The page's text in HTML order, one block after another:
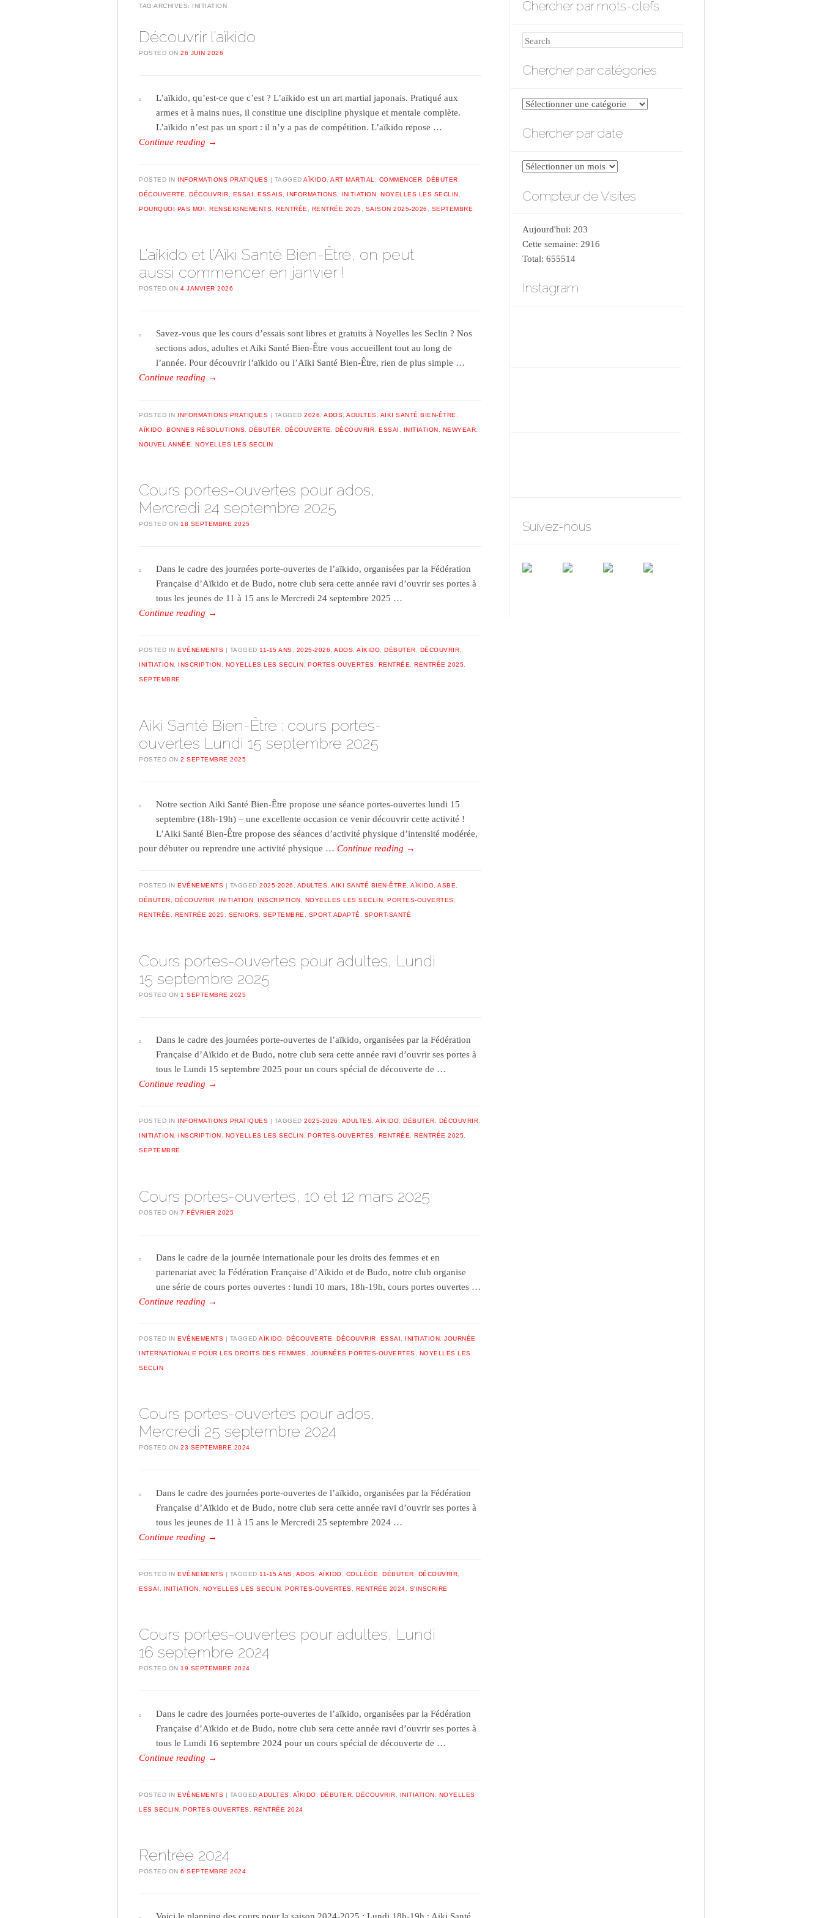
TAG ARCHIVES: INITIATION
Découvrir l’aïkido
POSTED ON 26 JUIN 2026
L’aïkido, qu’est-ce que c’est ? L’aïkido est un art martial japonais. Pratiqué aux
armes et à mains nues, il constitue une discipline physique et mentale complète.
L’aïkido n’est pas un sport : il n’y a pas de compétition. L’aïkido repose …
Continue reading →
POSTED IN INFORMATIONS PRATIQUES TAGGED AÏKIDO ART MARTIAL COMMENCER DÉBUTER
DÉCOUVERTE DÉCOUVRIR ESSAI ESSAIS INFORMATIONS INITIATION NOYELLES LES SECLIN
POURQUOI PAS MOI RENSEIGNEMENTS RENTRÉE RENTRÉE 2025 SAISON 2025-2026 SEPTEMBRE
L’aïkido et l’Aïki Santé Bien-Être, on peut
aussi commencer en janvier !
POSTED ON 4 JANVIER 2026
Savez-vous que les cours d’essais sont libres et gratuits à Noyelles les Seclin ? Nos
sections ados, adultes et Aiki Santé Bien-Être vous accueillent tout au long de
l’année. Pour découvrir l’aïkido ou l’Aïki Santé Bien-Être, rien de plus simple …
Continue reading →
POSTED IN INFORMATIONS PRATIQUES TAGGED 2026 ADOS ADULTES AIKI SANTÉ BIEN-ÊTRE
AÏKIDO BONNES RÉSOLUTIONS DÉBUTER DÉCOUVERTE DÉCOUVRIR ESSAI INITIATION NEWYEAR
NOUVEL ANNÉE NOYELLES LES SECLIN
Cours portes-ouvertes pour ados,
Mercredi 24 septembre 2025
POSTED ON 18 SEPTEMBRE 2025
Dans le cadre des journées porte-ouvertes de l’aïkido, organisées par la Fédération
Française d’Aïkido et de Budo, notre club sera cette année ravi d’ouvrir ses portes à
tous les jeunes de 11 à 15 ans le Mercredi 24 septembre 2025 …
Continue reading →
POSTED IN EVÉNEMENTS TAGGED 11-15 ANS, 2025-2026, ADOS, AÏKIDO, DÉBUTER, DÉCOUVRIR,
INITIATION, INSCRIPTION , NOYELLES LES SECLIN, PORTES-OUVERTES, RENTRÉE, RENTRÉE 2025,
SEPTEMBRE
Aiki Santé Bien-Être : cours portes-
ouvertes Lundi 15 septembre 2025
POSTED ON 2 SEPTEMBRE 2025
Notre section Aiki Santé Bien-Être propose une séance portes-ouvertes lundi 15
septembre (18h-19h) – une excellente occasion ce venir découvrir cette activité !
L’Aiki Santé Bien-Être propose des séances d’activité physique d’intensité modérée,
pour débuter ou reprendre une activité physique … Continue reading →
POSTED IN EVÉNEMENTS TAGGED 2025-2026 , ADULTES, AIKI SANTÉ BIEN-ÊTRE, AÏKIDO, ASBE,
DÉBUTER, DÉCOUVRIR, INITIATION, INSCRIPTION, NOYELLES LES SECLIN, PORTES-OUVERTES,
RENTRÉE, RENTRÉE 2025, SENIORS, SEPTEMBRE, SPORT ADAPTÉ, SPORT-SANTÉ
Cours portes-ouvertes pour adultes, Lundi
15 septembre 2025
POSTED ON 1 SEPTEMBRE 2025
Dans le cadre des journées porte-ouvertes de l’aïkido, organisées par la Fédération
Française d’Aïkido et de Budo, notre club sera cette année ravi d’ouvrir ses portes à
tous le Lundi 15 septembre 2025 pour un cours spécial de découverte de …
Continue reading →
POSTED IN INFORMATIONS PRATIQUES TAGGED 2025-2026 ADULTES AÏKIDO DÉBUTER DÉCOUVRIR
INITIATION INSCRIPTION NOYELLES LES SECLIN PORTES-OUVERTES RENTRÉE RENTRÉE 2025
SEPTEMBRE
Cours portes-ouvertes, 10 et 12 mars 2025
POSTED ON 7 FÉVRIER 2025
Dans le cadre de la journée internationale pour les droits des femmes et en
partenariat avec la Fédération Française d’Aïkido et de Budo, notre club organise
une série de cours portes ouvertes : lundi 10 mars, 18h-19h, cours portes ouvertes …
Continue reading →
POSTED IN EVÉNEMENTS TAGGED AÏKIDO DÉCOUVERTE DÉCOUVRIR ESSAI INITIATION JOURNÉE
INTERNATIONALE POUR LES DROITS DES FEMMES JOURNÉES PORTES-OUVERTES NOYELLES LES
SECLIN
Cours portes-ouvertes pour ados,
Mercredi 25 septembre 2024
POSTED ON 23 SEPTEMBRE 2024
Dans le cadre des journées porte-ouvertes de l’aïkido, organisées par la Fédération
Française d’Aïkido et de Budo, notre club sera cette année ravi d’ouvrir ses portes à
tous les jeunes de 11 à 15 ans le Mercredi 25 septembre 2024 …
Continue reading →
POSTED IN EVÉNEMENTS TAGGED 11-15 ANS ADOS AÏKIDO COLLÈGE DÉBUTER DÉCOUVRIR
ESSAI INITIATION NOYELLES LES SECLIN PORTES-OUVERTES RENTRÉE 2024 S'INSCRIRE
Cours portes-ouvertes pour adultes, Lundi
16 septembre 2024
POSTED ON 19 SEPTEMBRE 2024
Dans le cadre des journées porte-ouvertes de l’aïkido, organisées par la Fédération
Française d’Aïkido et de Budo, notre club sera cette année ravi d’ouvrir ses portes à
tous le Lundi 16 septembre 2024 pour un cours spécial de découverte de …
Continue reading →
POSTED IN EVÉNEMENTS TAGGED ADULTES AÏKIDO DÉBUTER DÉCOUVRIR INITIATION NOYELLES
LES SECLIN PORTES-OUVERTES RENTRÉE 2024
Rentrée 2024
POSTED ON 6 SEPTEMBRE 2024
Chercher par mots-clefs
Search
Chercher par catégories
Chercher
catégories
Chercher par date
Chercher
date
Compteur de Visites
Aujourd'hui: 203
Cette semaine: 2916
Total: 655514
Instagram
Suivez-nous